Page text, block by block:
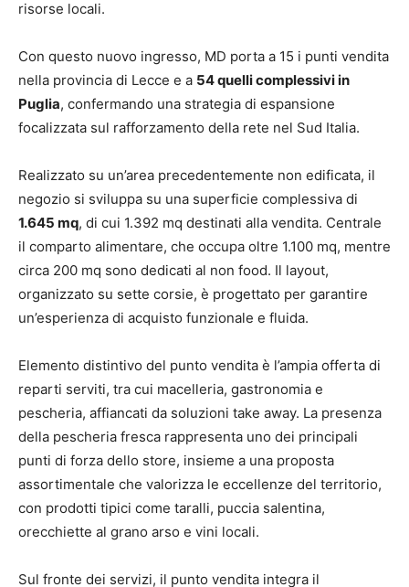
risorse locali.
Con questo nuovo ingresso, MD porta a 15 i punti vendita
nella provincia di Lecce e a 54 quelli complessivi in
Puglia, confermando una strategia di espansione
focalizzata sul rafforzamento della rete nel Sud Italia.
Realizzato su un’area precedentemente non edificata, il
negozio si sviluppa su una superficie complessiva di
1.645 mq, di cui 1.392 mq destinati alla vendita. Centrale
il comparto alimentare, che occupa oltre 1.100 mq, mentre
circa 200 mq sono dedicati al non food. Il layout,
organizzato su sette corsie, è progettato per garantire
un’esperienza di acquisto funzionale e fluida.
Elemento distintivo del punto vendita è l’ampia offerta di
reparti serviti, tra cui macelleria, gastronomia e
pescheria, affiancati da soluzioni take away. La presenza
della pescheria fresca rappresenta uno dei principali
punti di forza dello store, insieme a una proposta
assortimentale che valorizza le eccellenze del territorio,
con prodotti tipici come taralli, puccia salentina,
orecchiette al grano arso e vini locali.
Sul fronte dei servizi, il punto vendita integra il